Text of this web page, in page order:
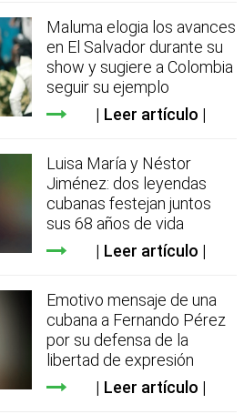
Maluma elogia los avances
en El Salvador durante su
show y sugiere a Colombia
seguir su ejemplo
Leer artículo
Luisa María y Néstor
Jiménez: dos leyendas
cubanas festejan juntos
sus 68 años de vida
Leer artículo
Emotivo mensaje de una
cubana a Fernando Pérez
por su defensa de la
libertad de expresión
Leer artículo